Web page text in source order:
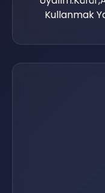
Kullanmak